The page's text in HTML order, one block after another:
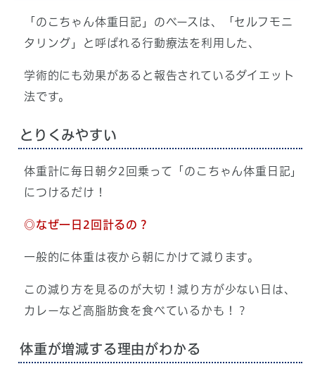
「のこちゃん体重日記」のベースは、「セルフモニ
タリング」と呼ばれる行動療法を利用した、
学術的にも効果があると報告されているダイエット
法です。
とりくみやすい
体重計に毎日朝夕2回乗って「のこちゃん体重日記」
につけるだけ！
◎なぜ一日2回計るの？
一般的に体重は夜から朝にかけて減ります。
この減り方を見るのが大切！減り方が少ない日は、
カレーなど高脂肪食を食べているかも！？
体重が増減する理由がわかる